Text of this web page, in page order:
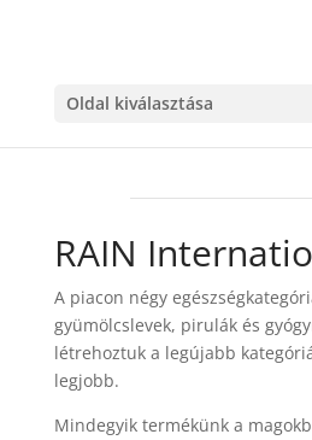
Oldal kiválasztása
RAIN
A piacon négy
gyümölcslevek, pirulák és
létrehoztuk a legújabb
legjobb.
Mindegyik termékünk a